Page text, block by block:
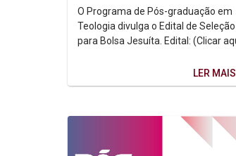
O Programa de Pós-graduação em
Teologia divulga o Edital de Seleção
para Bolsa Jesuíta. Edital: (Clicar aqui)
LER MAIS